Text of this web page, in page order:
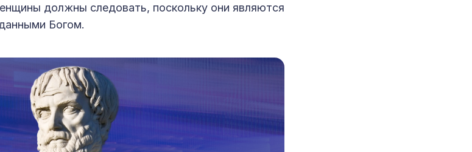
должны следовать, поскольку они являются
Богом.